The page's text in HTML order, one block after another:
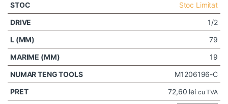
Stoc Limitat
1/2
79
19
M1206196-C
72,60 lei cu TVA